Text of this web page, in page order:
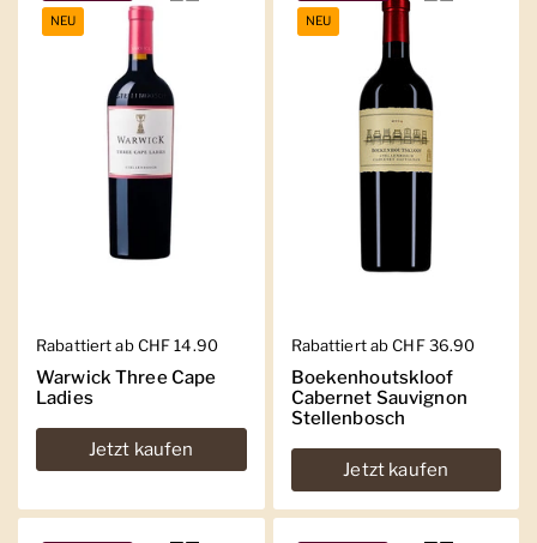
Regulärer Preis
Rabattiert ab CHF 14.90
Warwick Three Cape
Ladies
Jetzt kaufen
NEU
Regulärer Preis
Rabattiert ab CHF 36.90
Boekenhoutskloof
Cabernet Sauvignon
Stellenbosch
Jetzt kaufen
NEU